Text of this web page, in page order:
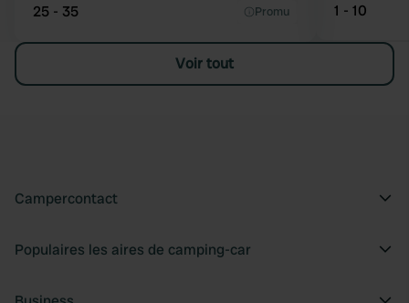
25 - 35 Promu 1 - 10
Voir tout
Campercontact
Populaires les aires de camping-car